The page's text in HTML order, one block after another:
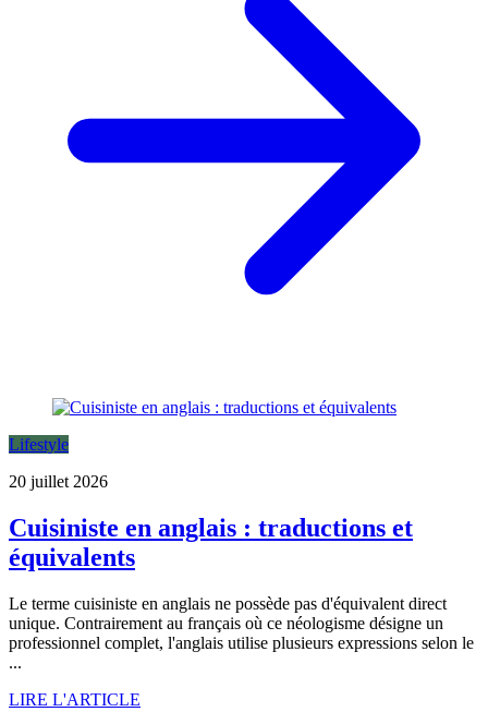
Lifestyle
20 juillet 2026
Cuisiniste en anglais : traductions et
équivalents
Le terme cuisiniste en anglais ne possède pas d'équivalent direct
unique. Contrairement au français où ce néologisme désigne un
professionnel complet, l'anglais utilise plusieurs expressions selon le
...
LIRE L'ARTICLE